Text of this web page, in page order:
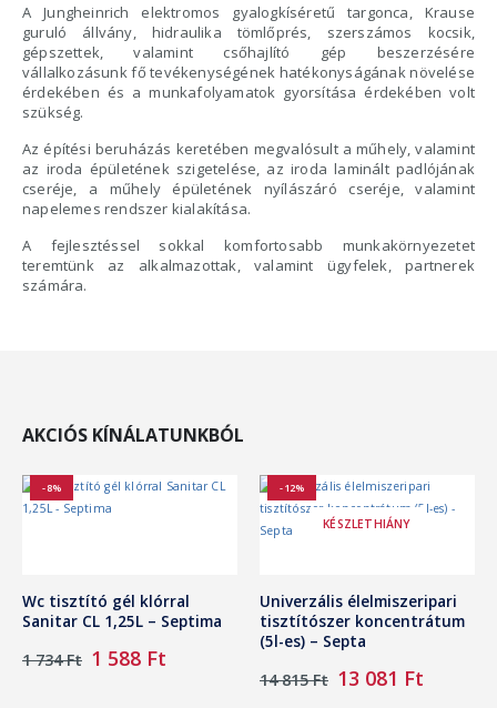
A Jungheinrich elektromos gyalogkíséretű targonca, Krause
guruló állvány, hidraulika tömlőprés, szerszámos kocsik,
gépszettek, valamint csőhajlító gép beszerzésére
vállalkozásunk fő tevékenységének hatékonyságának növelése
érdekében és a munkafolyamatok gyorsítása érdekében volt
szükség.
Az építési beruházás keretében megvalósult a műhely, valamint
az iroda épületének szigetelése, az iroda laminált padlójának
cseréje, a műhely épületének nyílászáró cseréje, valamint
napelemes rendszer kialakítása.
A fejlesztéssel sokkal komfortosabb munkakörnyezetet
teremtünk az alkalmazottak, valamint ügyfelek, partnerek
számára.
AKCIÓS KÍNÁLATUNKBÓL
-8%
Wc tisztító gél klórral
Sanitar CL 1,25L – Septima
1 734Ft Original
1 588 Ft
-12%
KÉSZLETHIÁNY
Univerzális élelmiszeripari
tisztítószer koncentrátum
(5l-es) – Septa
14 815Ft Original
13 081 Ft